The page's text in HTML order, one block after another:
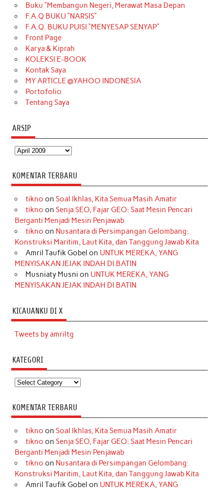
b
o
o
k
a
g
r
a
m
o
k
e
r
e
d
t
e
u
b
Buku “Membangun Negeri, Merawat Masa Depan
F.A.Q BUKU “NARSIS”
F.A.Q. BUKU PUISI “MENYESAP SENYAP”
Front Page
Karya & Kiprah
KOLEKSI E-BOOK
Kontak Saya
MY ARTICLE @YAHOO INDONESIA
Portofolio
Tentang Saya
ARSIP
Arsip
KOMENTAR TERBARU
tikno on Soal Ikhlas, Kita Semua Masih Amatir
tikno on Senja SEO, Fajar GEO: Saat Mesin Pencari
Berganti Menjadi Mesin Penjawab
tikno on Nusantara di Persimpangan Gelombang:
Konstruksi Maritim, Laut Kita, dan Tanggung Jawab Kita
Amril Taufik Gobel on UNTUK MEREKA, YANG
MENYISAKAN JEJAK INDAH DI BATIN
Musniaty Musni on UNTUK MEREKA, YANG
MENYISAKAN JEJAK INDAH DI BATIN
KICAUANKU DI X
Tweets by amriltg
KATEGORI
Kategori
KOMENTAR TERBARU
tikno on Soal Ikhlas, Kita Semua Masih Amatir
tikno on Senja SEO, Fajar GEO: Saat Mesin Pencari
Berganti Menjadi Mesin Penjawab
tikno on Nusantara di Persimpangan Gelombang:
Konstruksi Maritim, Laut Kita, dan Tanggung Jawab Kita
Amril Taufik Gobel on UNTUK MEREKA, YANG